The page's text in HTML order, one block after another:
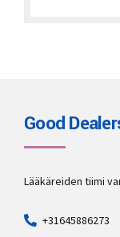
Good
Lääkäreiden tiimi
+31645886273